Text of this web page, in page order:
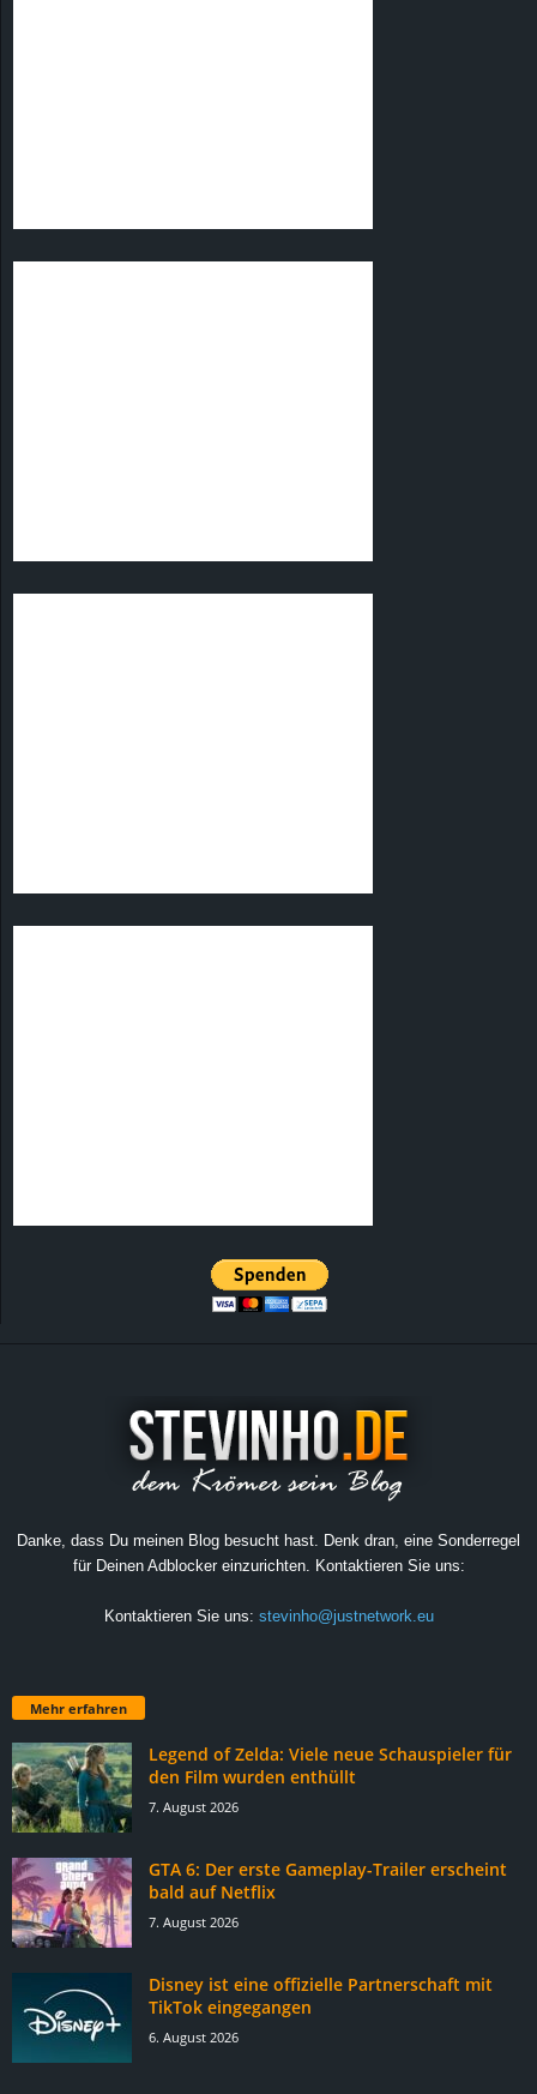
Danke, dass Du meinen Blog besucht hast. Denk dran, eine Sonderregel
für Deinen Adblocker einzurichten. Kontaktieren Sie uns:
Kontaktieren Sie uns: stevinho@justnetwork.eu
Mehr erfahren
Legend of Zelda: Viele neue Schauspieler für
den Film wurden enthüllt
7. August 2026
GTA 6: Der erste Gameplay-Trailer erscheint
bald auf Netflix
7. August 2026
Disney ist eine offizielle Partnerschaft mit
TikTok eingegangen
6. August 2026